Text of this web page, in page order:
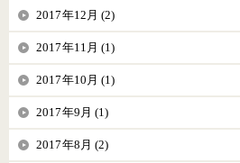
2017年12月 (2)
2017年11月 (1)
2017年10月 (1)
2017年9月 (1)
2017年8月 (2)